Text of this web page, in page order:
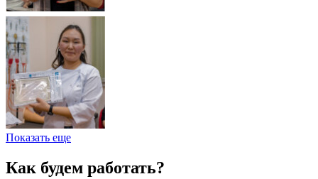
Показать еще
Как будем работать?